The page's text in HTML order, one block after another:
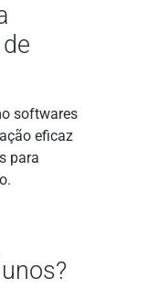
softwares
eficaz
para